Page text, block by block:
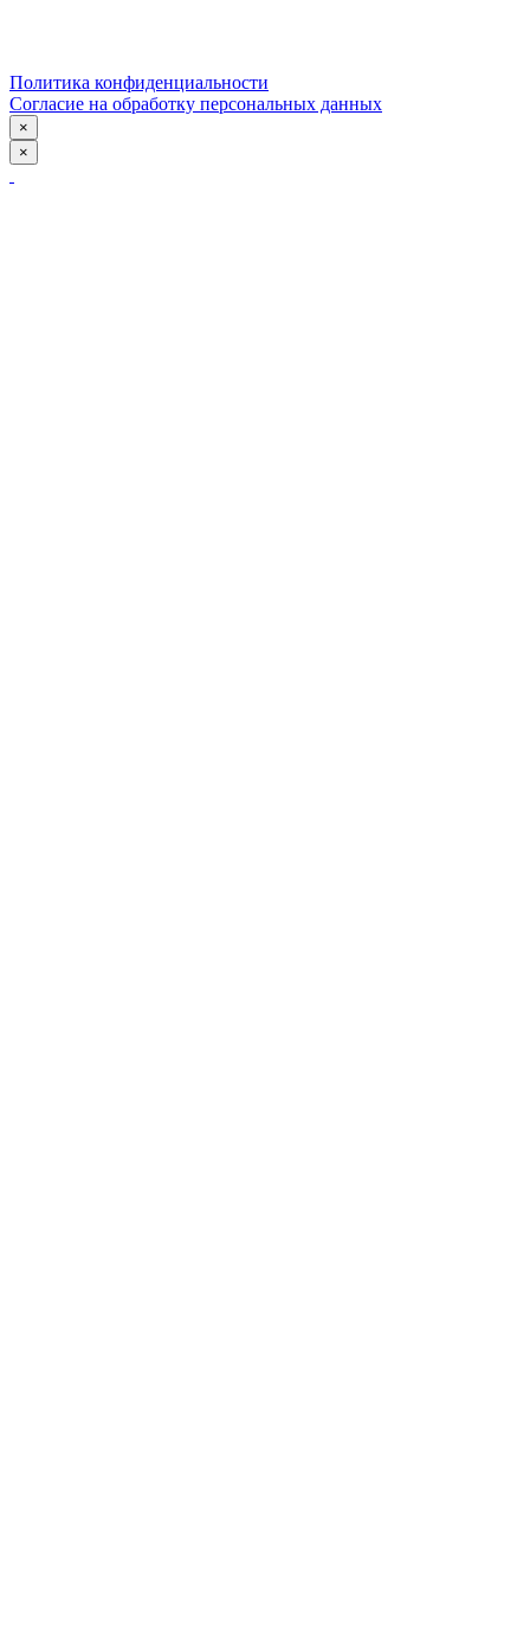
Политика конфиденциальности
Согласие на обработку персональных данных
×
×